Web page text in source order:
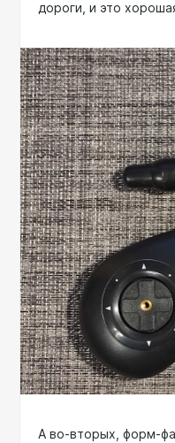
дороги, и это
А во-вторых, форм-